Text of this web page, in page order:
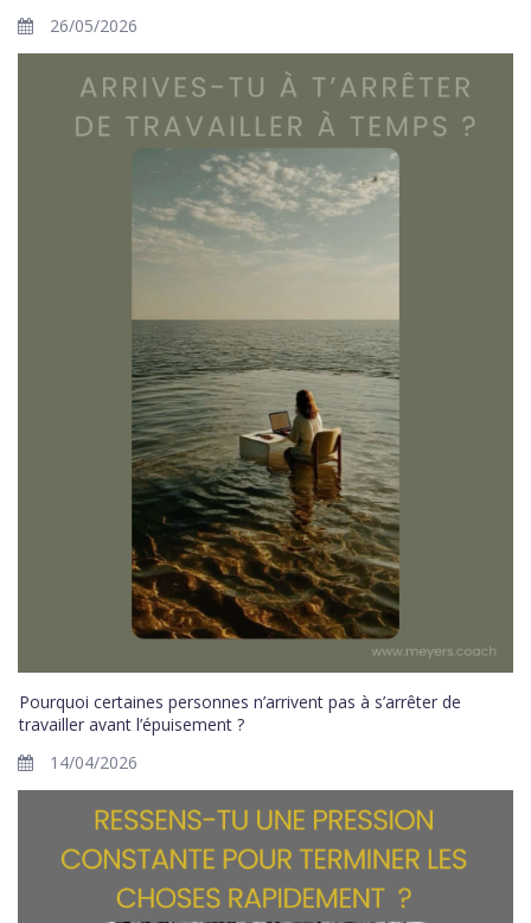
26/05/2026
Pourquoi certaines personnes n’arrivent pas à s’arrêter de
travailler avant l’épuisement ?
14/04/2026